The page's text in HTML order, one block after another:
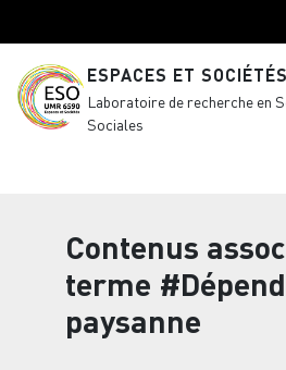
ESPACES ET SOCIÉTÉS
Laboratoire de recherche en
Sociales
Contenus
terme
paysanne